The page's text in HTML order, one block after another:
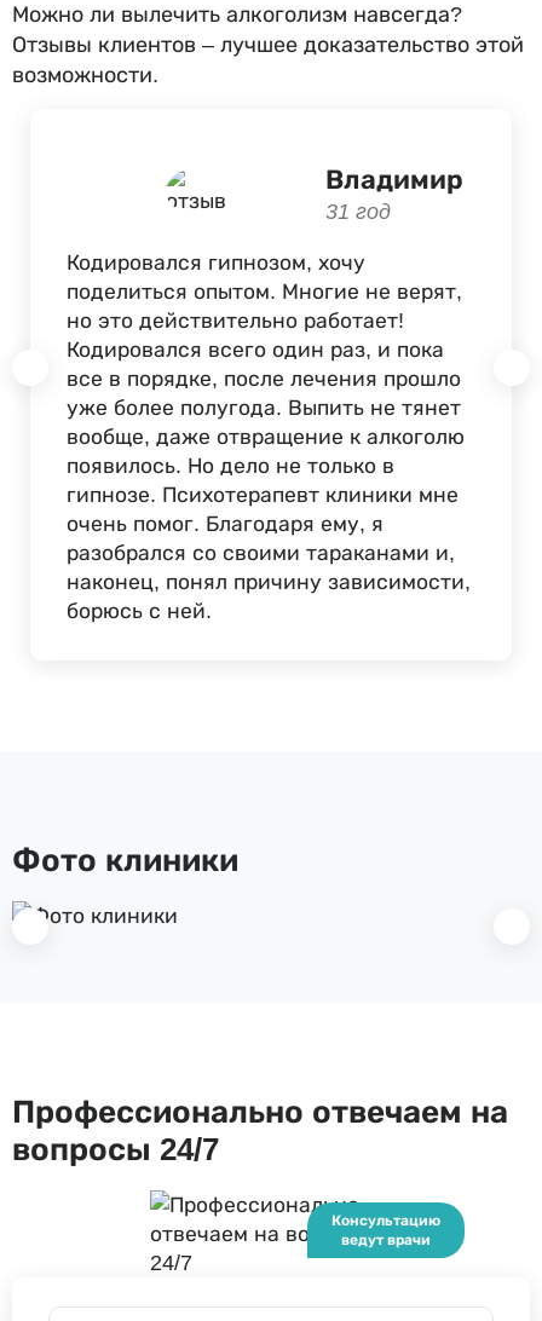
Можно ли вылечить алкоголизм навсегда?
Отзывы клиентов – лучшее доказательство этой
возможности.
Владимир
31 год
Кодировался гипнозом, хочу
поделиться опытом. Многие не верят,
но это действительно работает!
Кодировался всего один раз, и пока
все в порядке, после лечения прошло
уже более полугода. Выпить не тянет
вообще, даже отвращение к алкоголю
появилось. Но дело не только в
гипнозе. Психотерапевт клиники мне
очень помог. Благодаря ему, я
разобрался со своими тараканами и,
наконец, понял причину зависимости,
борюсь с ней.
Фото клиники
Профессионально отвечаем на
вопросы 24/7